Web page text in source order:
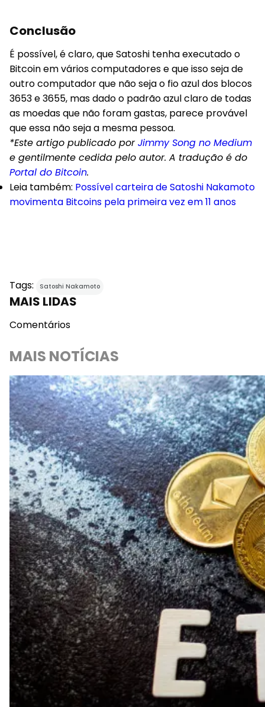
Conclusão
É possível, é claro, que Satoshi tenha executado o
Bitcoin em vários computadores e que isso seja de
outro computador que não seja o fio azul dos blocos
3653 e 3655, mas dado o padrão azul claro de todas
as moedas que não foram gastas, parece provável
que essa não seja a mesma pessoa.
*Este artigo publicado porJimmy Song no Medium
e gentilmente cedida pelo autor. A tradução é do
Portal do Bitcoin.
Leia também: Possível carteira de Satoshi Nakamoto
movimenta Bitcoins pela primeira vez em 11 anos
Tags: Satoshi Nakamoto
MAIS LIDAS
Comentários
MAIS NOTÍCIAS